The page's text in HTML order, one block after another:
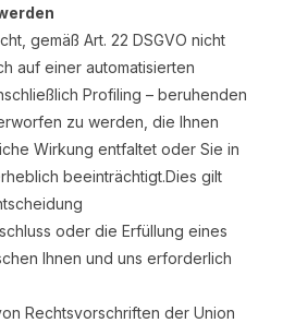
gemäß Art. 22 DSGVO nicht
auf einer automatisierten
Profiling – beruhenden
zu werden, die Ihnen
Wirkung entfaltet oder Sie in
beeinträchtigt.Dies gilt
oder die Erfüllung eines
Ihnen und uns erforderlich
Rechtsvorschriften der Union